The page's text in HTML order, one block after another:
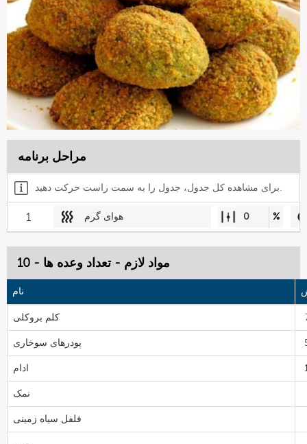
مراحل برنامه
برای مشاهده کل جدول، جدول را به سمت راست حرکت دهید.
1 هوای گرم 0 %
مواد لازم - تعداد وعده ها - 10
نام
کلم بروکلی
پودرهای سوخاری
ادام
نمک
فلفل سیاه زمینی